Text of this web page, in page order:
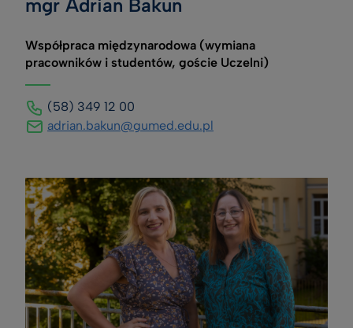
mgr Adrian Bakun
Współpraca międzynarodowa (wymiana
pracowników i studentów, goście Uczelni)
(58) 349 12 00
adrian.bakun@gumed.edu.pl